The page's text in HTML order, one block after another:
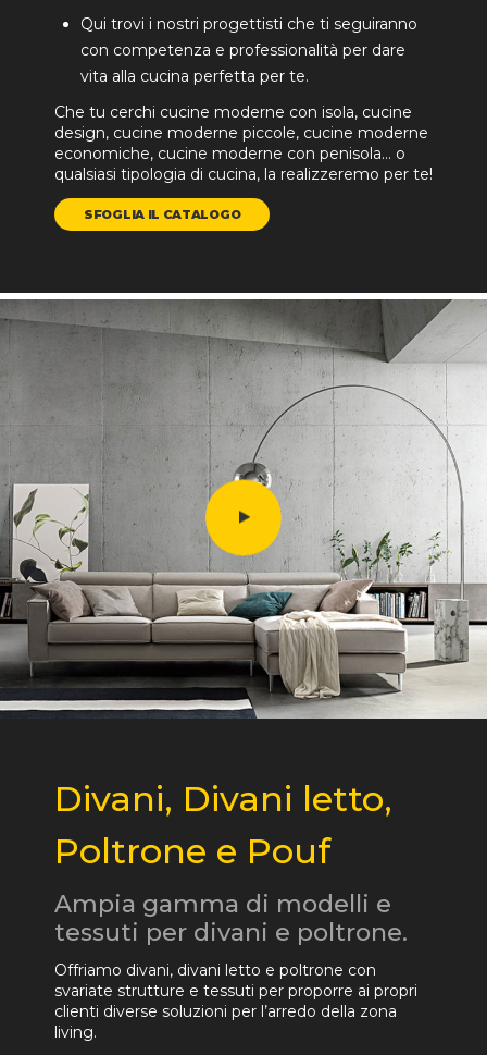
Qui trovi i nostri progettisti che ti seguiranno
con competenza e professionalità per dare
vita alla cucina perfetta per te.
Che tu cerchi cucine moderne con isola, cucine
design, cucine moderne piccole, cucine moderne
economiche, cucine moderne con penisola… o
qualsiasi tipologia di cucina, la realizzeremo per te!
SFOGLIA IL CATALOGO
Divani, Divani letto,
Poltrone e Pouf
Ampia gamma di modelli e
tessuti per divani e poltrone.
Offriamo divani, divani letto e poltrone con
svariate strutture e tessuti per proporre ai propri
clienti diverse soluzioni per l’arredo della zona
living.